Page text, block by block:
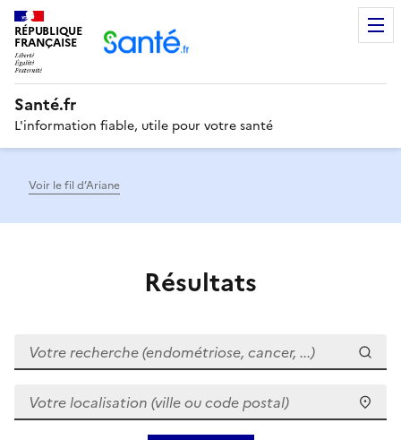
RÉPUBLIQUE
FRANÇAISE
Santé.fr
L'information fiable, utile pour votre santé
Voir le fil d’Ariane
Résultats
Votre recherche (endométriose, cancer, ...)
Votre localisation (ville ou code postal)